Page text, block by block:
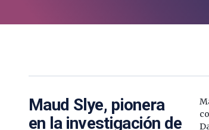
Maud Slye, pionera
en la investigación de